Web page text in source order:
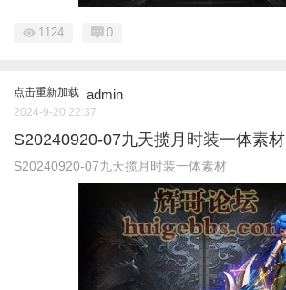
1124 0
点击重新加载 admin
2024-9-20 22:37
S20240920-07九天揽月时装一体素材
S20240920-07九天揽月时装一体素材